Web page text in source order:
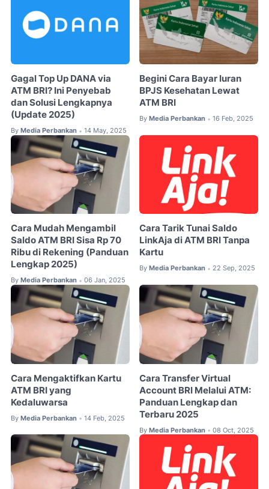
Gagal Top Up DANA via
ATM BRI? Ini Penyebab
dan Solusi Lengkapnya
(Update 2025)
By Media Perbankan • 14 May, 2025
Begini Cara Bayar Iuran
BPJS Kesehatan Lewat
ATM BRI
By Media Perbankan • 16 Feb, 2025
Cara Mudah Mengambil
Saldo ATM BRI Sisa Rp 70
Ribu di Rekening (Panduan
Lengkap 2025)
By Media Perbankan • 06 Jan, 2025
Cara Tarik Tunai Saldo
LinkAja di ATM BRI Tanpa
Kartu
By Media Perbankan • 22 Sep, 2025
Cara Mengaktifkan Kartu
ATM BRI yang
Kedaluwarsa
By Media Perbankan • 14 Feb, 2025
Cara Transfer Virtual
Account BRI Melalui ATM:
Panduan Lengkap dan
Terbaru 2025
By Media Perbankan • 08 Oct, 2025